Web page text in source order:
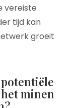
vereiste
tijd kan
groeit
minen